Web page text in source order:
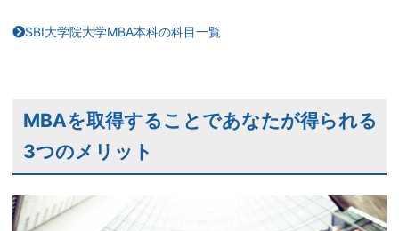
SBI大学院大学MBA本科の科目一覧
MBAを取得することであなたが得られる
3つのメリット